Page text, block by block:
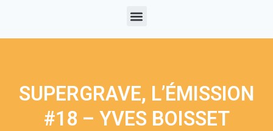
SUPERGRAVE, L’ÉMISSION
#18 – YVES BOISSET